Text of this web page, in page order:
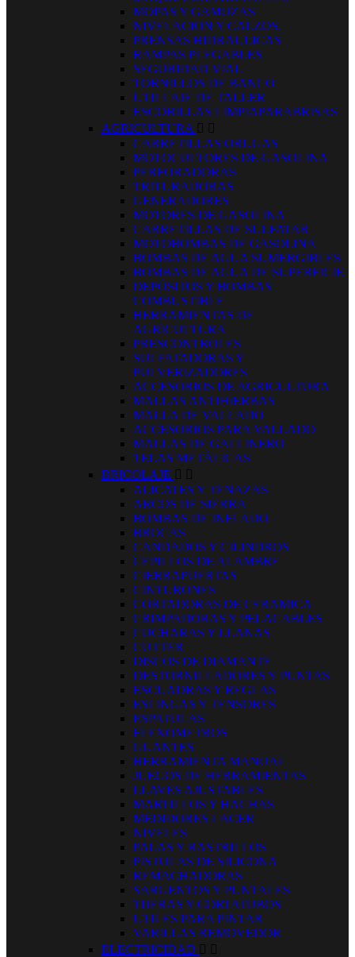
MOPAS Y GAMUZAS
NIVELACION Y CALZOS.
PRENSAS HIDRAULICAS
RAMPAS PLEGABLES
SEGURIDAD VIAL
TORNILLOS DE BANCO
UTILLAJE DE TALLER
ESCOBILLAS LIMPIAPARABRISAS
AGRICULTURA  
CARRETILLAS ORUGAS
MOTOCULTORES DE GASOLINA
PERFORADORAS
TRITURADORAS
GENERADORES
MOTORES DE GASOLINA
CARRETILLAS DE SULFATAR
MOTOBOMBAS DE GASOLINA
BOMBAS DE AGUA SUMERGIBLES
BOMBAS DE AGUA DE SUPERFICIE
DEPÓSITOS Y BOMBAS
COMBUSTIBLE
HERRAMIENTAS DE
AGRICULTURA
PRESCONTROLES
SULFATADORAS Y
PULVERIZADORES
ACCESORIOS DE AGRICULTURA
MALLAS ANTIHIERBAS
MALLA DE VALLADO
ACCESORIOS PARA VALLADO
MALLAS DE GALLINERO
TELAS METÁLICAS
BRICOLAJE  
ALICATES Y TENAZAS
ARCOS DE SIERRA
BOMBAS DE INFLADO
BROCAS
CANDADOS Y CILINDROS
CEPILLOS DE ALAMBRE
CIERRAPUERTAS
CINTURONES
CORTADORAS DE CERAMICA
CRIMPADORAS Y PELACABLES
CUCHARAS Y LLANAS
CUTTER
DISCOS DE DIAMANTE
DESTORNILLADORES Y PUNTAS
ESCUADRAS Y REGLAS
ESLINGAS Y TENSORES
ESPATULAS
FLEXOMETROS
GUANTES
HERRAMIENTA MANUAL
JUEGOS DE HERRAMIENTAS
LLAVES AJUSTABLES
MARTILLOS Y HACHAS
MEDIDORES LACER
NIVELES
PALAS Y RASTRILLOS
PISTOLAS DE SILICONA
REMACHADORAS
SARGENTOS Y PUNTALES
TIJERAS Y CORTATUBOS
UTILES PARA PINTAR
VARILLAS REMOVEDOR
ELECTRICIDAD  